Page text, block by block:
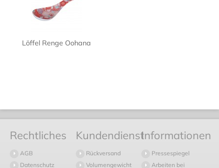
Löffel Renge Oohana
Rechtliches
AGB
Datenschutz
Kundendienst
Rückversand
Volumengewicht
Informationen
Pressespiegel
Arbeiten bei